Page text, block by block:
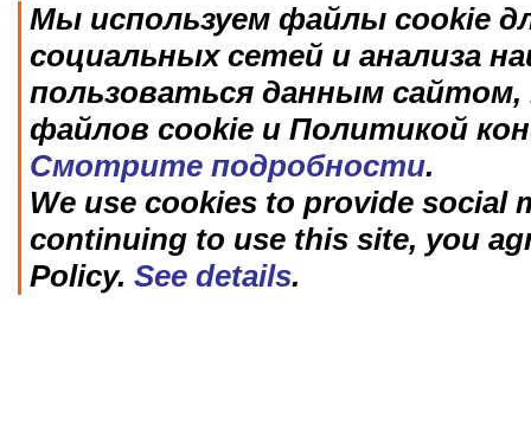
Мы используем файлы cookie
социальных сетей и анализа
пользоваться данным
файлов cookie и Политикой
Смотрите подробности.
We use cookies to provide social
continuing to use this site, you
Policy. See details.